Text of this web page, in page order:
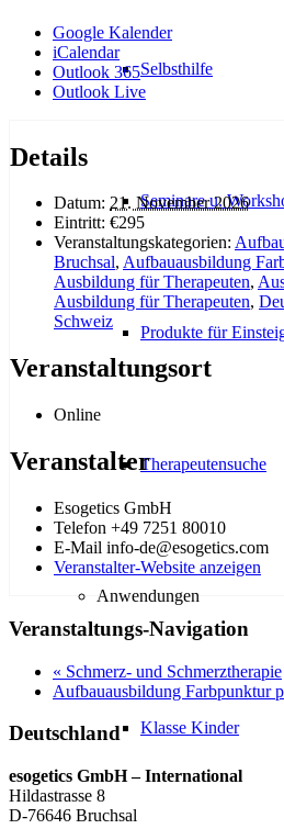
Selbsthilfe
Seminare u.
Produkte für
Therapeutensuche
Anwendungen
Klasse Kinder
Google Kalender
iCalendar
Outlook 365
Outlook Live
Details
Datum: 21. November 2026
Eintritt: €295
Veranstaltungskategorien:
Bruchsal, Aufbauausbildung
Ausbildung für Therapeuten,
Ausbildung für Therapeuten,
Schweiz
Veranstaltungsort
Online
Veranstalter
Esogetics GmbH
Telefon +49 7251 80010
E-Mail info-de@esogetics.com
Veranstalter-Website anzeigen
Veranstaltungs-Navigation
« Schmerz- und Schmerztherapie
Aufbauausbildung Farbpunktur
Deutschland
esogetics GmbH – International
Hildastrasse 8
D-76646 Bruchsal